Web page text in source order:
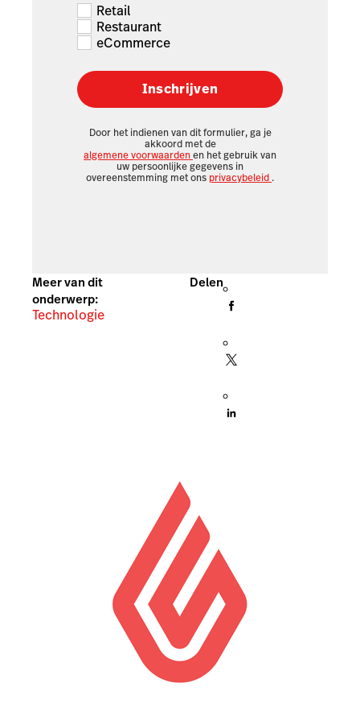
Retail
Restaurant
eCommerce
Inschrijven
Door het indienen van dit formulier, ga je
akkoord met de
algemene voorwaardenen het gebruik van
uw persoonlijke gegevens in
overeenstemming met ons privacybeleid .
Meer van dit
onderwerp:
Technologie
Delen